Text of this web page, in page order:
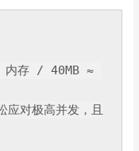
内存 / 40
应对极高并发，且